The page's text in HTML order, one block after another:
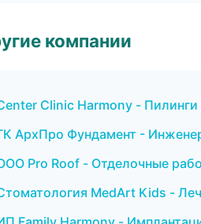
компании
Clinic Harmony - Пилинги
АрхПро Фундамент -
Pro Roof - Отделочные
MedArt Kids -